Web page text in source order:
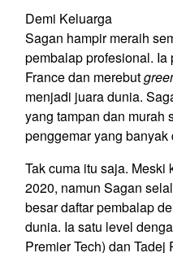
Demi Keluarga
Sagan hampir meraih
pembalap profesional.
France dan merebut
menjadi juara dunia.
yang tampan dan murah
penggemar yang
Tak cuma itu saja. Meski
2020, namun Sagan
besar daftar pembalap
dunia. Ia satu level
Premier Tech) dan Tadej